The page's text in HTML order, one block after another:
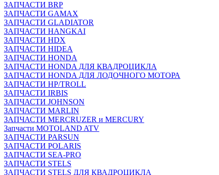
ЗАПЧАСТИ BRP
ЗАПЧАСТИ GAMAX
ЗАПЧАСТИ GLADIATOR
ЗАПЧАСТИ HANGKAI
ЗАПЧАСТИ HDX
ЗАПЧАСТИ HIDEA
ЗАПЧАСТИ HONDA
ЗАПЧАСТИ HONDA ДЛЯ КВАДРОЦИКЛА
ЗАПЧАСТИ HONDA ДЛЯ ЛОДОЧНОГО МОТОРА
ЗАПЧАСТИ HP/TROLL
ЗАПЧАСТИ IRBIS
ЗАПЧАСТИ JOHNSON
ЗАПЧАСТИ MARLIN
ЗАПЧАСТИ MERCRUZER и MERCURY
Запчасти MOTOLAND ATV
ЗАПЧАСТИ PARSUN
ЗАПЧАСТИ POLARIS
ЗАПЧАСТИ SEA-PRO
ЗАПЧАСТИ STELS
ЗАПЧАСТИ STELS ДЛЯ КВАДРОЦИКЛА